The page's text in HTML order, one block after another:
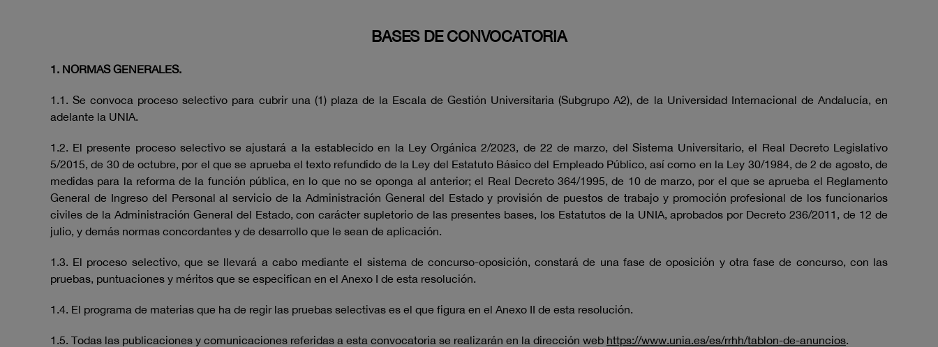
BASES DE CONVOCATORIA
1. NORMAS GENERALES.
1.1. Se convoca proceso selectivo para cubrir una (1) plaza de la Escala de Gestión Universitaria (Subgrupo A2), de la Universidad Internacional de Andalucía, en
adelante la UNIA.
1.2. El presente proceso selectivo se ajustará a la establecido en la Ley Orgánica 2/2023, de 22 de marzo, del Sistema Universitario, el Real Decreto Legislativo
5/2015, de 30 de octubre, por el que se aprueba el texto refundido de la Ley del Estatuto Básico del Empleado Público, así como en la Ley 30/1984, de 2 de agosto, de
medidas para la reforma de la función pública, en lo que no se oponga al anterior; el Real Decreto 364/1995, de 10 de marzo, por el que se aprueba el Reglamento
General de Ingreso del Personal al servicio de la Administración General del Estado y provisión de puestos de trabajo y promoción profesional de los funcionarios
civiles de la Administración General del Estado, con carácter supletorio de las presentes bases, los Estatutos de la UNIA, aprobados por Decreto 236/2011, de 12 de
julio, y demás normas concordantes y de desarrollo que le sean de aplicación.
1.3. El proceso selectivo, que se llevará a cabo mediante el sistema de concurso-oposición, constará de una fase de oposición y otra fase de concurso, con las
pruebas, puntuaciones y méritos que se especifican en el Anexo I de esta resolución.
1.4. El programa de materias que ha de regir las pruebas selectivas es el que figura en el Anexo II de esta resolución.
1.5. Todas las publicaciones y comunicaciones referidas a esta convocatoria se realizarán en la dirección web https://www.unia.es/es/rrhh/tablon-de-anuncios.